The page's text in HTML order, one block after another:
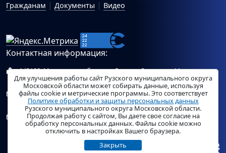
Гражданам
Документы Видео
Контактная информация:
143100, Московская область, г.Руза, ул.Солнцева, 11
Схема проезда
Общий отдел Администрации Рузского муниципального
округа:ruza_region_ruza@mosreg.ru.
Отдел по работе с обращениями граждан Администрации
Рузского муниципального округа:ruza_og_argo@mosreg.ru
Для улучшения работы сайт Рузского муниципального округа
Московской области может собирать данные, используя
файлы cookie и метрические программы. Это соответствует
Политике обработки и защиты персональных данных
Рузского муниципального округа Московской области.
Продолжая работу с сайтом, Вы даете свое согласие на
обработку персональных данных. Файлы cookie можно
отключить в настройках Вашего браузера.
Закрыть